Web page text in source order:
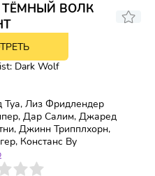
ТЁМНЫЙ ВОЛК
Dark Wolf
Лиз Фридлендер
Дар Салим, Джаред
Джинн Трипплхорн,
Констанс Ву